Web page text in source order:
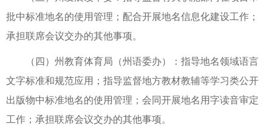
批中标准地名的使用管理；配合开展地名信息化建设工作；
承担联席会议交办的其他事项。
（四）州教育体育局（州语委办）：指导地名领域语言
文字标准和规范应用；指导监督地方教材教辅等学习类公开
出版物中标准地名的使用管理；会同开展地名用字读音审定
工作；承担联席会议交办的其他事项。